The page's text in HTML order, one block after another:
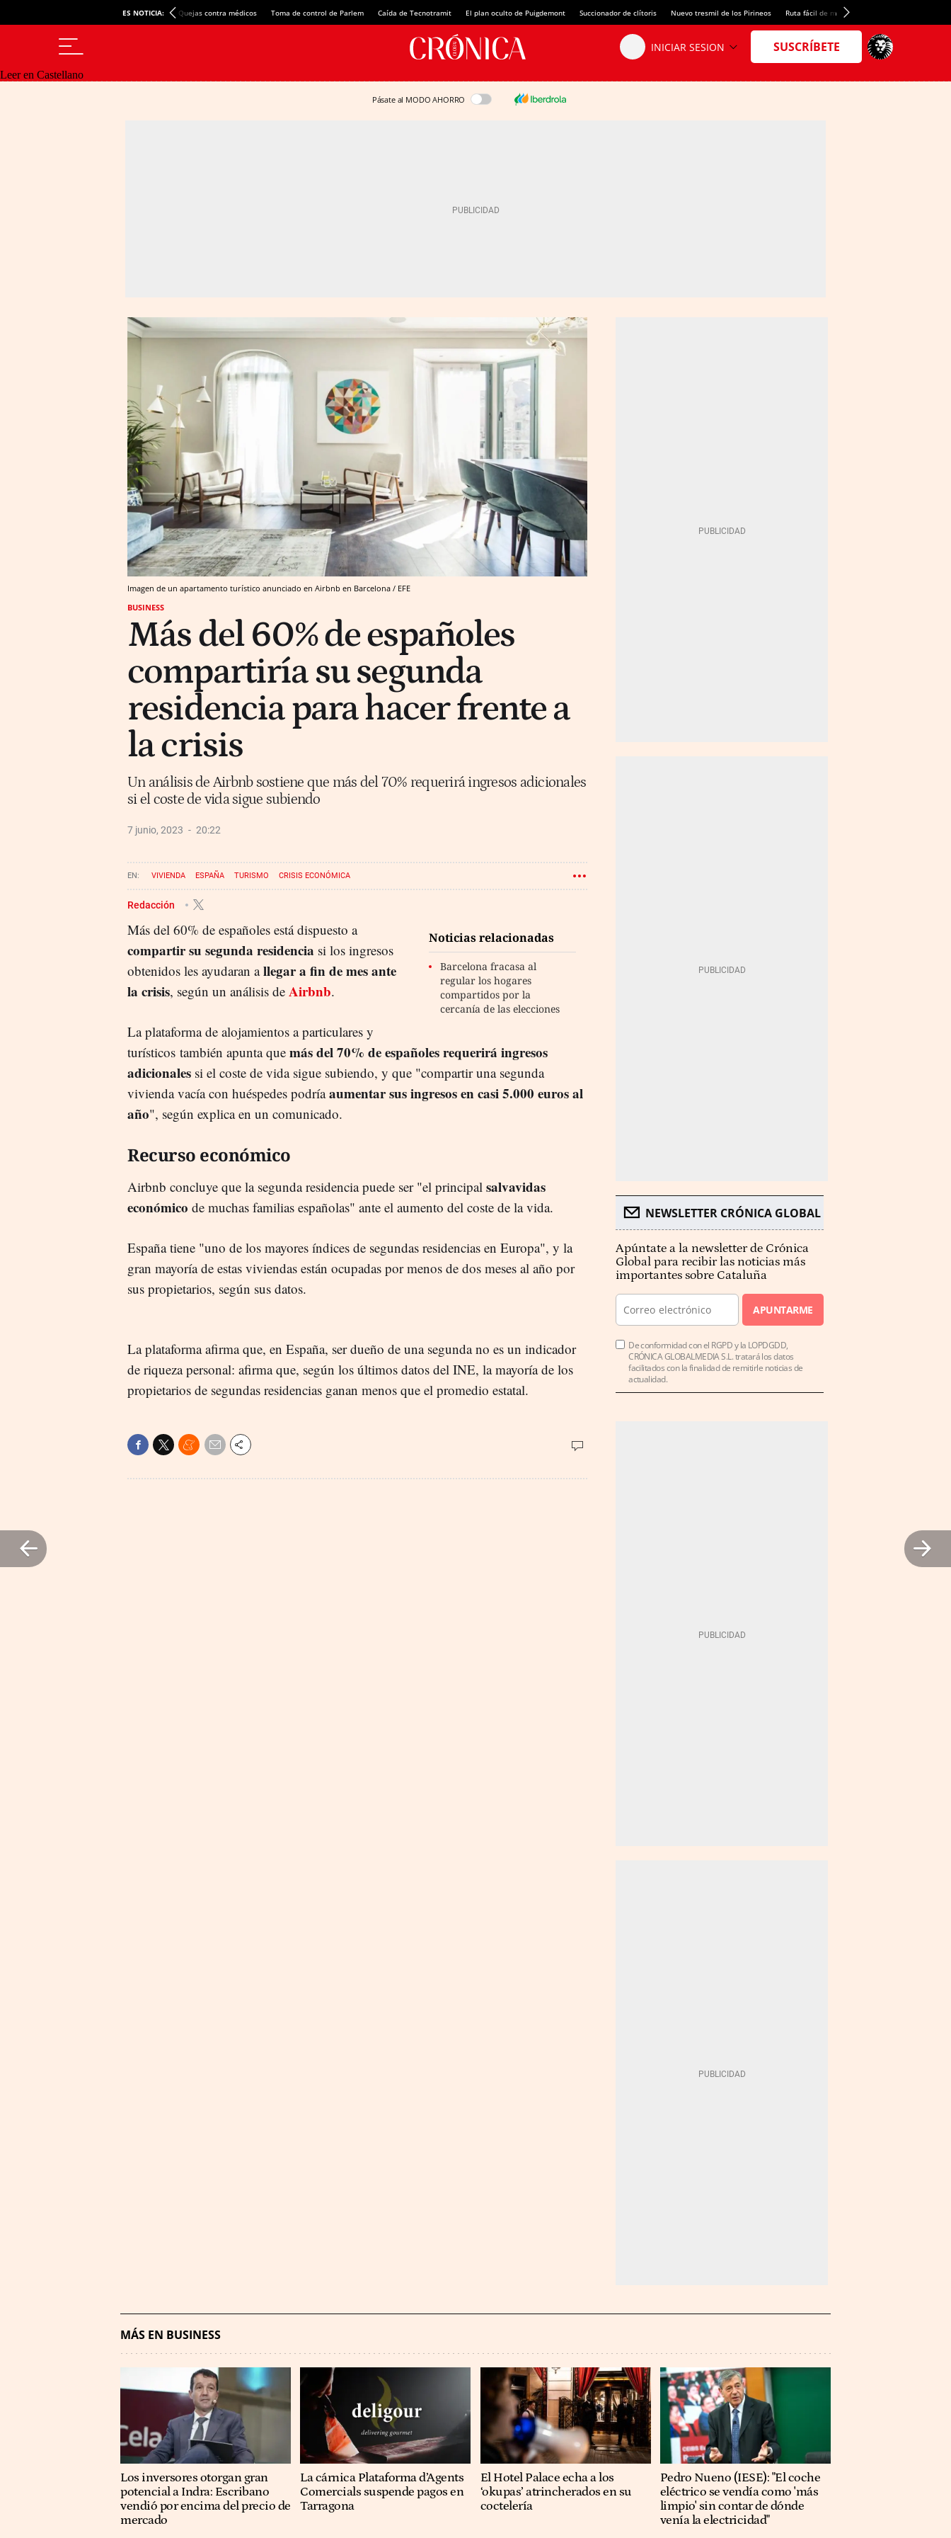
ES NOTICIA: Quejas contra médicos Toma de control de Parlem Caída de Tecnotramit El plan oculto de Puigdemont Succionador de clítoris Nuevo tresmil de los Pirineos Ruta fácil de montaña
Leer en Castellano
Pásate al MODO AHORRO
Imagen de un apartamento turístico anunciado en Airbnb en Barcelona / EFE
BUSINESS
Más del 60% de españoles
compartiría su segunda
residencia para hacer frente a
la crisis
Un análisis de Airbnb sostiene que más del 70% requerirá ingresos adicionales
si el coste de vida sigue subiendo
7 junio, 2023 20:22
VIVIENDA ESPAÑA TURISMO CRISIS ECONÓMICA
Redacción
Noticias relacionadas
Barcelona fracasa al
regular los hogares
compartidos por la
cercanía de las elecciones
Más del 60% de españoles está dispuesto a
compartir su segunda residencia si los ingresos
obtenidos les ayudaran allegar a fin de mes ante
la crisis, según un análisis de Airbnb.
La plataforma de alojamientos a particulares y
turísticos también apunta que más del 70% de españoles requerirá ingresos
adicionales si el coste de vida sigue subiendo, y que "compartir una segunda
vivienda vacía con huéspedes podríaaumentar sus ingresos en casi 5.000 euros al
año", según explica en un comunicado.
Recurso económico
Airbnb concluye que la segunda residencia puede ser "el principal salvavidas
económico de muchas familias españolas" ante el aumento del coste de la vida.
España tiene "uno de los mayores índices de segundas residencias en Europa", y la
gran mayoría de estas viviendas están ocupadas por menos de dos meses al año por
sus propietarios, según sus datos.
La plataforma afirma que, en España, ser dueño de una segunda no es un indicador
de riqueza personal: afirma que, según los últimos datos del INE, la mayoría de los
propietarios de segundas residencias ganan menos que el promedio estatal.
NEWSLETTER CRÓNICA GLOBAL
Apúntate a la newsletter de Crónica
Global para recibir las noticias más
importantes sobre Cataluña
APUNTARME
De conformidad con el RGPD y la LOPDGDD,
CRÓNICA GLOBALMEDIA S.L. tratará los datos
facilitados con la finalidad de remitirle noticias de
actualidad.
MÁS EN BUSINESS
Los inversores otorgan gran
potencial a Indra: Escribano
vendió por encima del precio de
mercado
La cárnica Plataforma d’Agents
Comercials suspende pagos en
Tarragona
El Hotel Palace echa a los
‘okupas’ atrincherados en su
coctelería
Pedro Nueno (IESE): "El coche
eléctrico se vendía como 'más
limpio' sin contar de dónde
venía la electricidad"